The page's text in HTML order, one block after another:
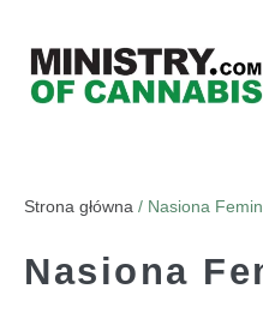
Strona główna / Nasiona
Nasiona